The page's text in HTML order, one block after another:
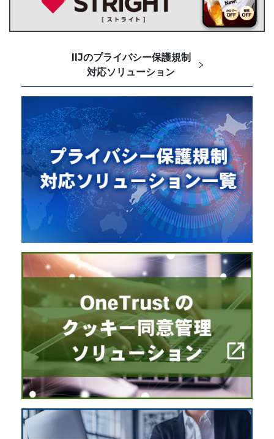
IIJのプライバシー保護規制
対応ソリューション